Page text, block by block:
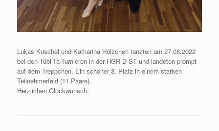
Lukas Kuschel und Katharina Hölzchen tanzten am 27.08.2022
bei den Tübi-Ta-Turnieren in der HGR D ST und landeten prompt
auf dem Treppchen. Ein schöner 3. Platz in einem starken
Teilnehmerfeld (11 Paare).
Herzlichen Glückwunsch.